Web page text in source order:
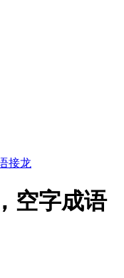
接龙
空字成语